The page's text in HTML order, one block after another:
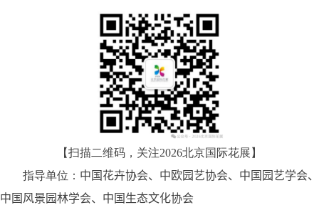
【扫描二维码，关注2026北京国际花展】
指导单位： 中国花卉协会、中欧园艺协会、中国园艺学会、
中国风景园林学会、中国生态文化协会